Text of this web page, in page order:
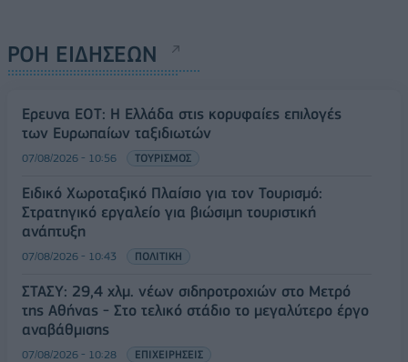
ΡΟΗ ΕΙΔΗΣΕΩΝ
Έρευνα ΕΟΤ: Η Ελλάδα στις κορυφαίες επιλογές
των Ευρωπαίων ταξιδιωτών
07/08/2026 - 10:56 ΤΟΥΡΙΣΜΟΣ
Ειδικό Χωροταξικό Πλαίσιο για τον Τουρισμό:
Στρατηγικό εργαλείο για βιώσιμη τουριστική
ανάπτυξη
07/08/2026 - 10:43 ΠΟΛΙΤΙΚΗ
ΣΤΑΣΥ: 29,4 χλμ. νέων σιδηροτροχιών στο Μετρό
της Αθήνας - Στο τελικό στάδιο το μεγαλύτερο έργο
αναβάθμισης
07/08/2026 - 10:28 ΕΠΙΧΕΙΡΗΣΕΙΣ